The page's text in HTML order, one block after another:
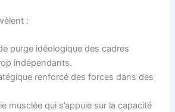
:
purge idéologique des cadres
indépendants.
renforcé des forces dans des
musclée qui s’appuie sur la capacité